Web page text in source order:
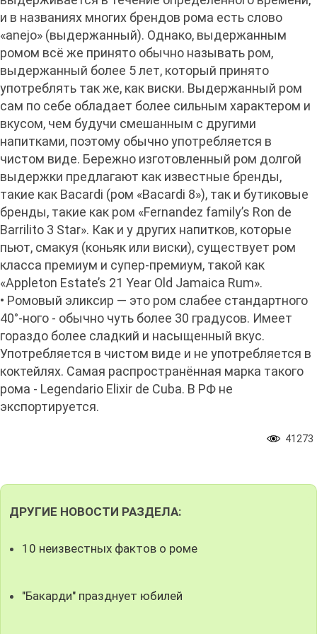
и в названиях многих брендов рома есть слово
«anejo» (выдержанный). Однако, выдержанным
ромом всё же принято обычно называть ром,
выдержанный более 5 лет, который принято
употреблять так же, как виски. Выдержанный ром
сам по себе обладает более сильным характером и
вкусом, чем будучи смешанным с другими
напитками, поэтому обычно употребляется в
чистом виде. Бережно изготовленный ром долгой
выдержки предлагают как известные бренды,
такие как Bacardi (ром «Bacardi 8»), так и бутиковые
бренды, такие как ром «Fernandez family’s Ron de
Barrilito 3 Star». Как и у других напитков, которые
пьют, смакуя (коньяк или виски), существует ром
класса премиум и супер-премиум, такой как
«Appleton Estate’s 21 Year Old Jamaica Rum».
• Ромовый эликсир — это ром слабее стандартного
40°-ного - обычно чуть более 30 градусов. Имеет
гораздо более сладкий и насыщенный вкус.
Употребляется в чистом виде и не употребляется в
коктейлях. Самая распространённая марка такого
рома - Legendario Elixir de Cuba. В РФ не
экспортируется.
41273
ДРУГИЕ НОВОСТИ РАЗДЕЛА:
10 неизвестных фактов о роме
"Бакарди" празднует юбилей